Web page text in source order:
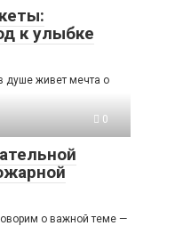
к улыбке
душе живет мечта о
0
о важной теме —